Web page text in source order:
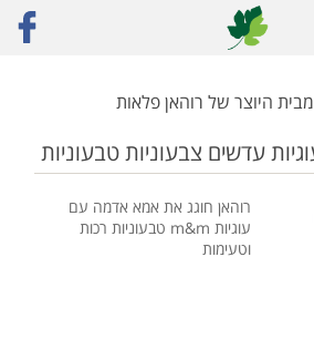
היוצר של רוהאן פלאות
רוהאן חוגג את אמא אדמה עם
עוגיות m&m טבעוניות רכות
וטעימות